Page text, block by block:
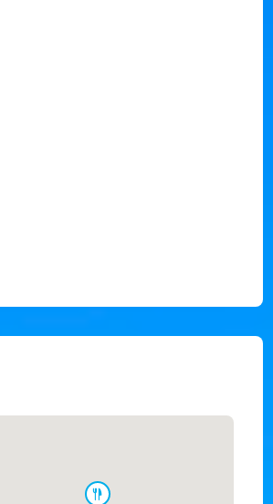
food